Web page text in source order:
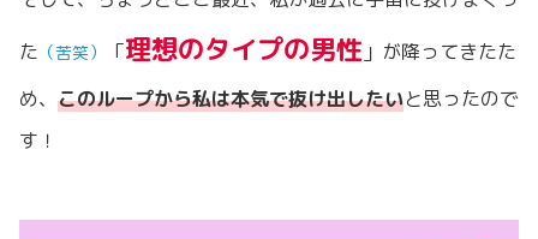
た （苦笑） 「理想のタイプの男性 」が降ってきたた
め、 このループから私は本気で抜け出したいと思ったので
す！